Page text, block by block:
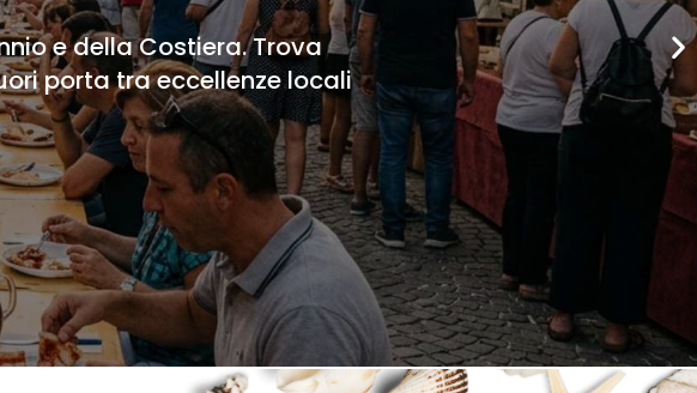
e della Costiera. Trova
porta tra eccellenze locali